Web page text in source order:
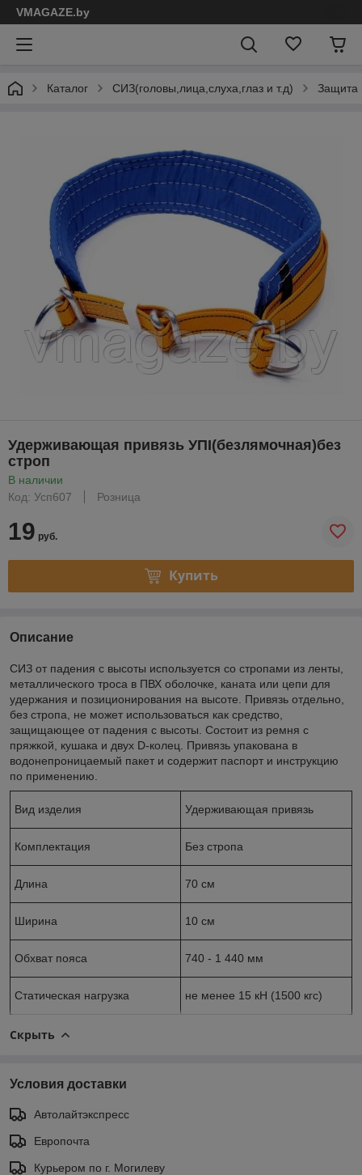
VMAGAZE.by
Каталог СИЗ(головы,лица,слуха,глаз и т.д) Защита
Удерживающая привязь УПI(безлямочная)без
строп
В наличии
Код: Усп607
Розница
19 руб.
Купить
Описание
СИЗ от падения с высоты используется со стропами из ленты,
металлического троса в ПВХ оболочке, каната или цепи для
удержания и позиционирования на высоте. Привязь отдельно,
без стропа, не может использоваться как средство,
защищающее от падения с высоты. Состоит из ремня с
пряжкой, кушака и двух D-колец. Привязь упакована в
водонепроницаемый пакет и содержит паспорт и инструкцию
по применению.
Вид изделия Удерживающая привязь
Комплектация Без стропа
Длина 70 см
Ширина 10 см
Обхват пояса 740 - 1 440 мм
Статическая нагрузка не менее 15 кН (1500 кгс)
Скрыть
Условия доставки
Автолайтэкспресс
Европочта
Курьером по г. Могилеву